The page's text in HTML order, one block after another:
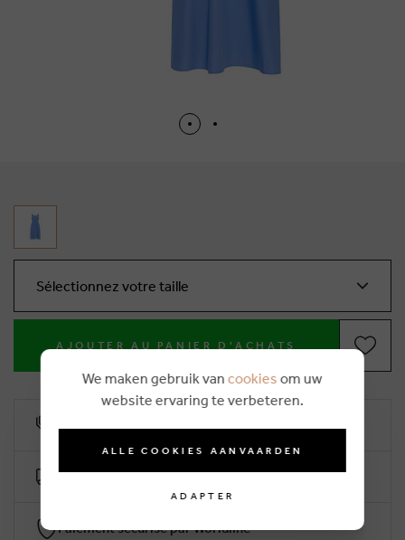
Sélectionnez votre taille
AJOUTER AU PANIER D'ACHATS
10% remise de fidélité
Livraison gratuite dès €50 (2-4 jours ouvrables)
Paiement sécurisé par Worldline
We maken gebruik van cookies om uw
website ervaring te verbeteren.
ALLE COOKIES AANVAARDEN
ADAPTER